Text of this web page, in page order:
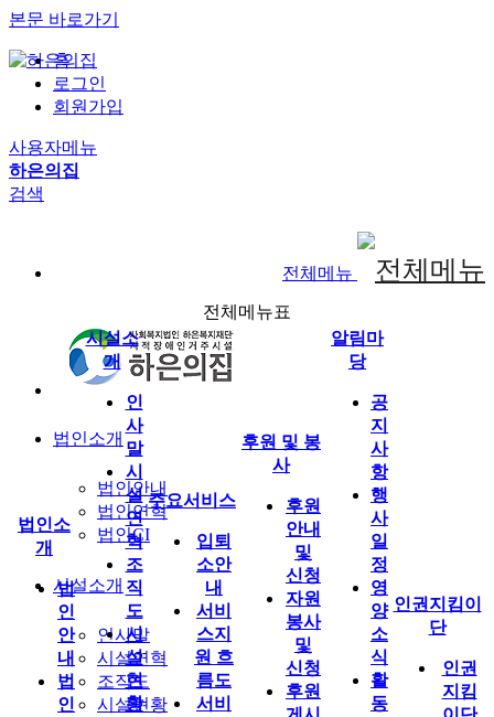
본문 바로가기
홈
로그인
회원가입
사용자메뉴
하은의집
검색
전체메뉴
법인소개
법인안내
법인연혁
법인CI
시설소개
인사말
시설연혁
조직도
시설현황
전체메뉴표
법인소
개
법
인
안
내
법
인
시설소
개
인
사
말
시
설
연
혁
조
직
도
시
설
현
황
주요서비스
입퇴
소안
내
서비
스지
원 흐
름도
서비
후원 및 봉
사
후원
안내
및
신청
자원
봉사
및
신청
후원
알림마
당
공
지
사
항
행
사
일
정
영
양
소
식
활
동
인권지킴이
단
인권
지킴